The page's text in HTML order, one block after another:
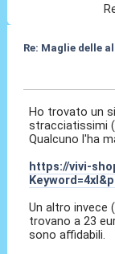
Re: Maglie delle
Ho trovato un
stracciatissimi
Qualcuno l'ha
https://vivi-
Un altro invece
trovano a 23
sono affidabili.